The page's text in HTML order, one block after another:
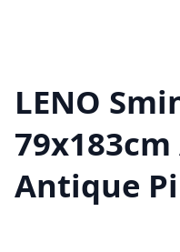
LENO
Antique